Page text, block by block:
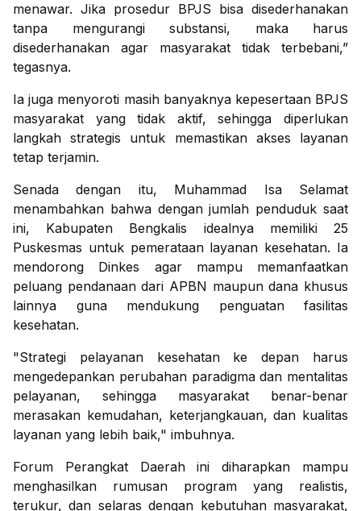
menawar. Jika prosedur BPJS bisa disederhanakan
tanpa mengurangi substansi, maka harus
disederhanakan agar masyarakat tidak terbebani,”
tegasnya.
Ia juga menyoroti masih banyaknya kepesertaan BPJS
masyarakat yang tidak aktif, sehingga diperlukan
langkah strategis untuk memastikan akses layanan
tetap terjamin.
Senada dengan itu, Muhammad Isa Selamat
menambahkan bahwa dengan jumlah penduduk saat
ini, Kabupaten Bengkalis idealnya memiliki 25
Puskesmas untuk pemerataan layanan kesehatan. Ia
mendorong Dinkes agar mampu memanfaatkan
peluang pendanaan dari APBN maupun dana khusus
lainnya guna mendukung penguatan fasilitas
kesehatan.
"Strategi pelayanan kesehatan ke depan harus
mengedepankan perubahan paradigma dan mentalitas
pelayanan, sehingga masyarakat benar-benar
merasakan kemudahan, keterjangkauan, dan kualitas
layanan yang lebih baik," imbuhnya.
Forum Perangkat Daerah ini diharapkan mampu
menghasilkan rumusan program yang realistis,
terukur, dan selaras dengan kebutuhan masyarakat,